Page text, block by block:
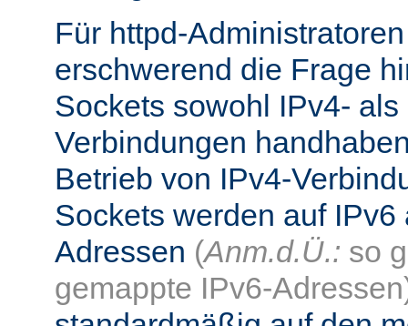
Für httpd-
erschwerend die Frage
Sockets sowohl IPv4-
Verbindungen
Betrieb von IPv4-
Sockets werden auf
Adressen (Anm.d.Ü.: so
gemappte IPv6-